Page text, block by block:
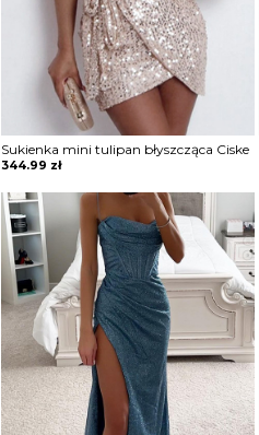
Sukienka mini tulipan błyszcząca Ciske
344.99 zł